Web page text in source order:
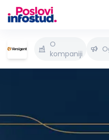
O
kompaniji